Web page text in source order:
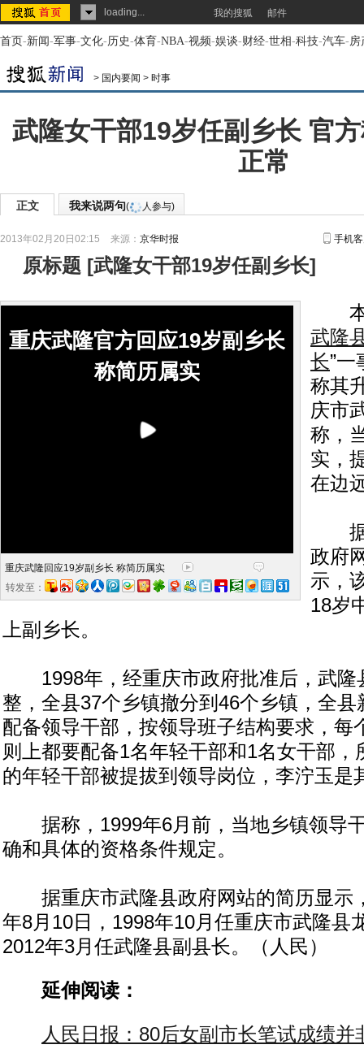
loading... 我的搜狐 邮件
首页-新闻-军事-文化-历史-体育-NBA-视频-娱谈-财经-世相-科技-汽车-房
> 国内要闻 > 时事
武隆女干部19岁任副乡长 官
正常
正文 我来说两句( 人参与)
2013年02月20日02:15 来源： 京华时报 手机
原标题 [武隆女干部19岁任副乡长]
重庆武隆官方回应19岁副乡长
称简历属实
重庆武隆回应19岁副乡长 称简历属实
转发至：
本
武隆
长”
称其
庆市
称，
实，
在边
据
政府
示，
18岁
上副乡长。
1998年，经重庆市政府批准后，武隆
整，全县37个乡镇撤分到46个乡镇，全
配备领导干部，按领导班子结构要求，每
则上都要配备1名年轻干部和1名女干部，
的年轻干部被提拔到领导岗位，李泞玉是
据称，1999年6月前，当地乡镇领导
确和具体的资格条件规定。
据重庆市武隆县政府网站的简历显示
年8月10日，1998年10月任重庆市武隆县
2012年3月任武隆县副县长。（人民）
延伸阅读：
人民日报：80后女副市长笔试成绩并